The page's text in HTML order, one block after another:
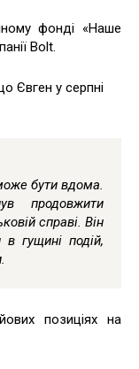
фонді «Наше
Bolt.
Євген у серпні
бути вдома.
продовжити
справі. Він
в гущині подій,
позиціях на